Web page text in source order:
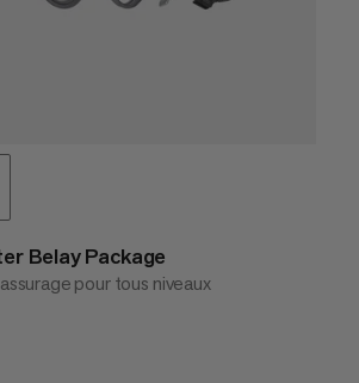
Belay Package
pour tous niveaux